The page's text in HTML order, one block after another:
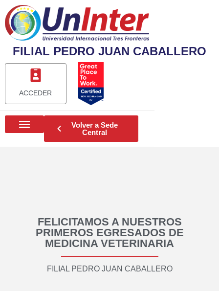
FILIAL PEDRO JUAN CABALLERO
ACCEDER
Volver a Sede
Central
FELICITAMOS A NUESTROS
PRIMEROS EGRESADOS DE
MEDICINA VETERINARIA
FILIAL PEDRO JUAN CABALLERO